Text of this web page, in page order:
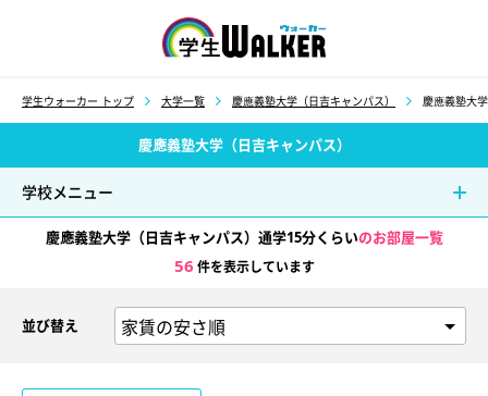
学生ウォーカー トップ 大学一覧 慶應義塾大学（日吉キャンパス） 慶應義塾大
慶應義塾大学（日吉キャンパス）
学校メニュー
慶應義塾大学（日吉キャンパス）通学15分くらいのお部屋一覧
56 件を表示しています
並び替え